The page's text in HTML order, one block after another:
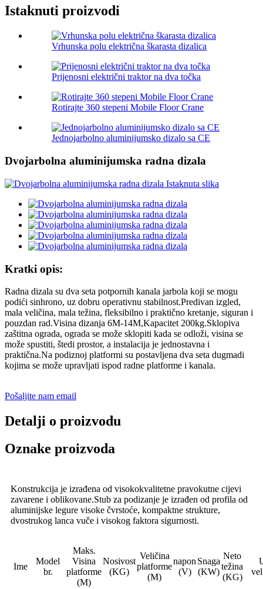
Istaknuti proizvodi
Vrhunska polu električna škarasta dizalica
Prijenosni električni traktor na dva točka
Rotirajte 360 ​​stepeni Mobile Floor Crane
Jednojarbolno aluminijumsko dizalo sa CE
Dvojarbolna aluminijumska radna dizala
Kratki opis:
Radna dizala su dva seta potpornih kanala jarbola koji se mogu
podići sinhrono, uz dobru operativnu stabilnost.Predivan izgled,
mala veličina, mala težina, fleksibilno i praktično kretanje, siguran i
pouzdan rad.Visina dizanja 6M-14M,Kapacitet 200kg.Sklopiva
zaštitna ograda, ograda se može sklopiti kada se odloži, visina se
može spustiti, štedi prostor, a instalacija je jednostavna i
praktična.Na podiznoj platformi su postavljena dva seta dugmadi
kojima se može upravljati ispod radne platforme i kanala.
Pošaljite nam email
Detalji o proizvodu
Oznake proizvoda
Konstrukcija je izrađena od visokokvalitetne pravokutne cijevi
zavarene i oblikovane.Stub za podizanje je izrađen od profila od
aluminijske legure visoke čvrstoće, kompaktne strukture,
dvostrukog lanca vuče i visokog faktora sigurnosti.
Ime
Model
br.
Maks.
Visina
platforme
(M)
Nosivost
(KG)
Veličina
platforme
(M)
napon
(V)
Snaga
(KW)
Neto
težina
(KG)